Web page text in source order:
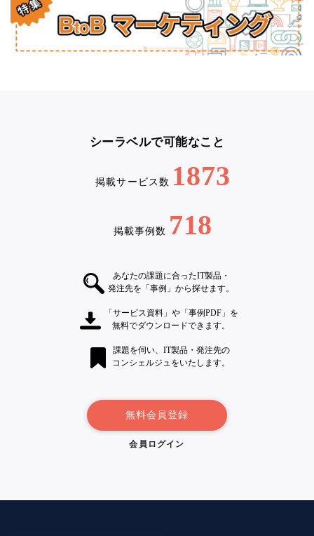
シーラベルで可能なこと
掲載サービス数 1873
掲載事例数 718
あなたの課題に合ったIT製品・
発注先を「事例」から探せます。
「サービス資料」や「事例PDF」を
無料でダウンロードできます。
課題を伺い、IT製品・発注先の
コンシェルジュをいたします。
無料会員登録
会員ログイン